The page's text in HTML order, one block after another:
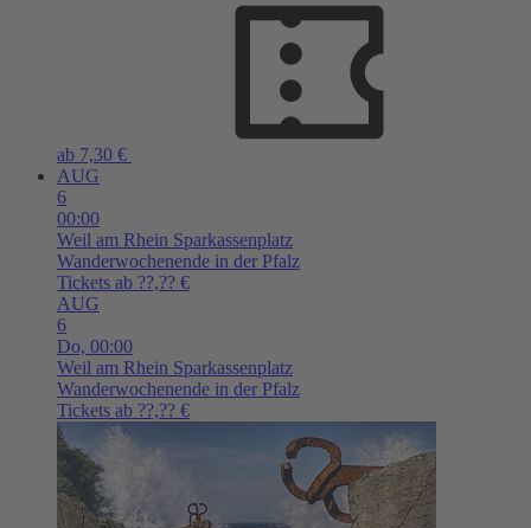
ab 7,30 €
AUG
6
00:00
Weil am Rhein Sparkassenplatz
Wanderwochenende in der Pfalz
Tickets ab ??,?? €
AUG
6
Do, 00:00
Weil am Rhein Sparkassenplatz
Wanderwochenende in der Pfalz
Tickets ab ??,?? €